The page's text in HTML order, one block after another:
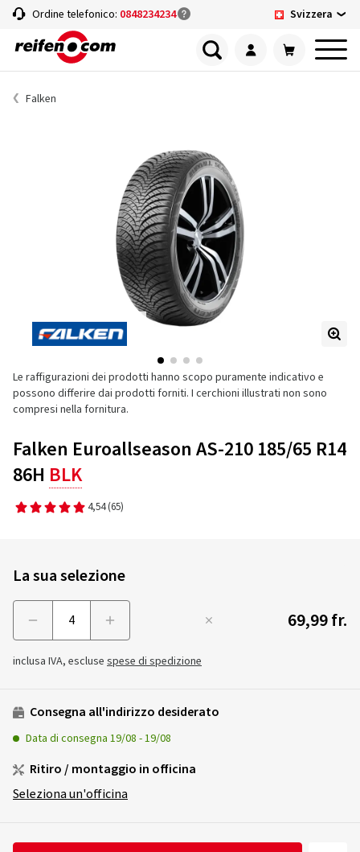
Ordine telefonico: 0848234234 Svizzera
Falken
Le raffigurazioni dei prodotti hanno scopo puramente indicativo e
possono differire dai prodotti forniti. I cerchioni illustrati non sono
compresi nella fornitura.
Falken Euroallseason AS-210 185/65 R14
86H BLK
4,54 (65)
La sua selezione
69,99 fr.
inclusa IVA, escluse spese di spedizione
Consegna all'indirizzo desiderato
Data di consegna 19/08 -19/08
Ritiro / montaggio in officina
Seleziona un'officina